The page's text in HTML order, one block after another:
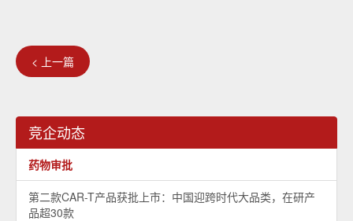
< 上一篇
竞企动态
药物审批
第二款CAR-T产品获批上市：中国迎跨时代大品类，在研产
品超30款